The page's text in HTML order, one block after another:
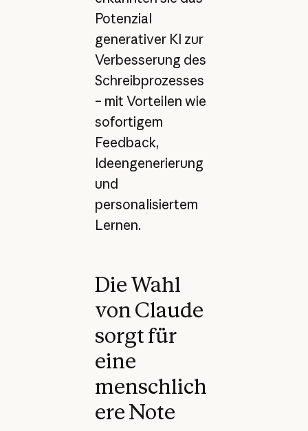
Potenzial
generativer KI zur
Verbesserung des
Schreibprozesses
– mit Vorteilen wie
sofortigem
Feedback,
Ideengenerierung
und
personalisiertem
Lernen.
Die Wahl
von Claude
sorgt für
eine
menschlich
ere Note